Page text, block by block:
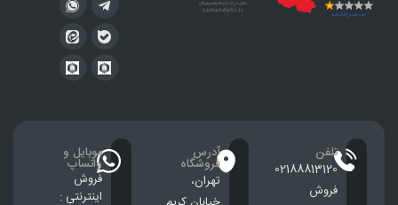
تلفن
02188813120
فروش
آدرس
فروشگاه
تهران،
موبایل و
واتساپ
فروش
اینترنتی :